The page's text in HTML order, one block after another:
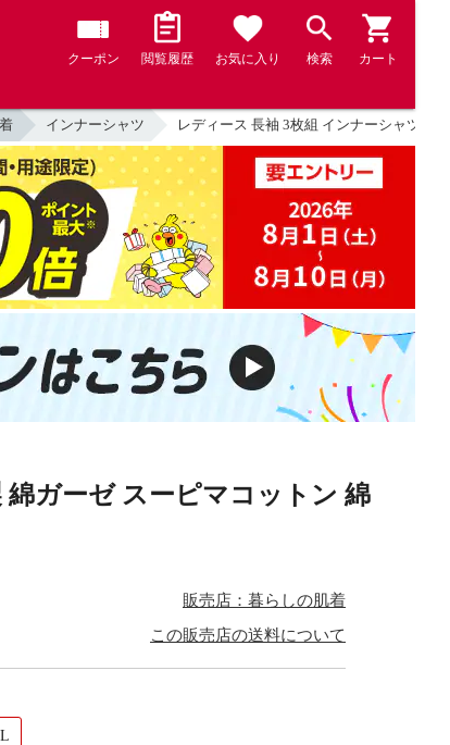
クーポン 閲覧履歴 お気に入り 検索 カート
インナーシャツ レディース 長袖 3枚組 インナーシャツ 8
綿ガーゼ スーピマコットン 綿
販売店：暮らしの肌着
この販売店の送料について